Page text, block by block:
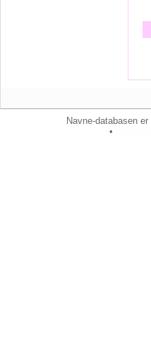
Navne-databasen
•